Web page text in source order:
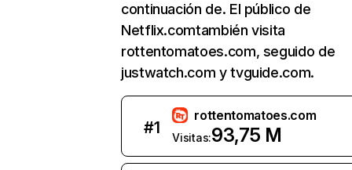
continuación de. El público de
Netflix.comtambién visita
rottentomatoes.com, seguido de
justwatch.com y tvguide.com.
#1
rottentomatoes.com
Visitas:93,75 M